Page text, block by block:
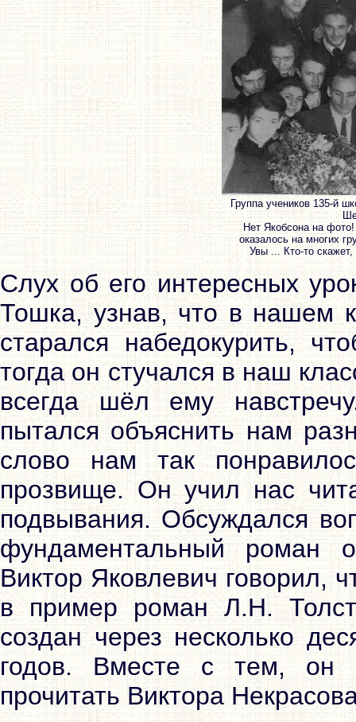
Группа учеников 135-й
Нет Якобсона на
оказалось на многих
Увы ... Кто-то
Слух об его интересных
Тошка, узнав, что в нашем
старался набедокурить,
тогда он стучался в наш
всегда шёл ему
пытался объяснить нам
слово нам так
прозвище. Он учил нас
подвывания. Обсуждался
фундаментальный роман
Виктор Яковлевич говорил,
в пример роман Л.Н.
создан через несколько
годов. Вместе с тем, он
прочитать Виктора